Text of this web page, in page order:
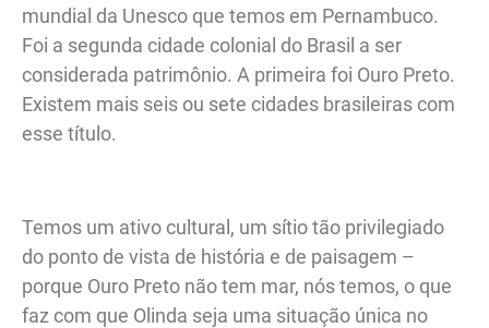
mundial da Unesco que temos em Pernambuco.
Foi a segunda cidade colonial do Brasil a ser
considerada patrimônio. A primeira foi Ouro Preto.
Existem mais seis ou sete cidades brasileiras com
esse título.
Temos um ativo cultural, um sítio tão privilegiado
do ponto de vista de história e de paisagem –
porque Ouro Preto não tem mar, nós temos, o que
faz com que Olinda seja uma situação única no